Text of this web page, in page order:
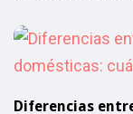
Diferencias